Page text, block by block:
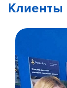
Клиенты